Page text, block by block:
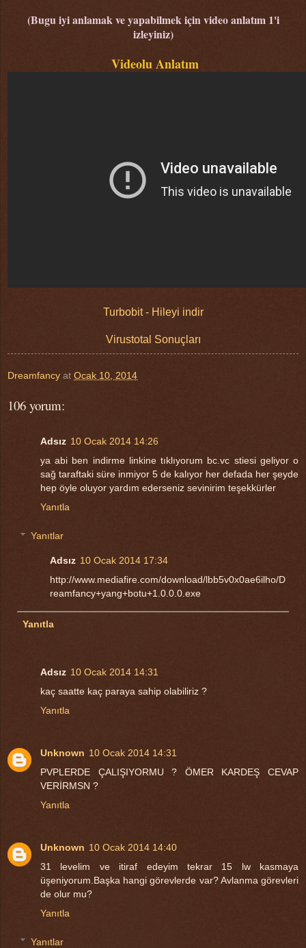
(Bugu iyi anlamak ve yapabilmek için video anlatım 1'i
izleyiniz)
Videolu Anlatım
Turbobit - Hileyi indir
Virustotal Sonuçları
Dreamfancy at Ocak 10, 2014
106 yorum:
Adsız 10 Ocak 2014 14:26
ya abi ben indirme linkine tıklıyorum bc.vc stiesi geliyor o
sağ taraftaki süre inmiyor 5 de kalıyor her defada her şeyde
hep öyle oluyor yardım ederseniz sevinirim teşekkürler
Yanıtla
Yanıtlar
Adsız 10 Ocak 2014 17:34
http://www.mediafire.com/download/lbb5v0x0ae6ilho/D
reamfancy+yang+botu+1.0.0.0.exe
Yanıtla
Adsız 10 Ocak 2014 14:31
kaç saatte kaç paraya sahip olabiliriz ?
Yanıtla
Unknown 10 Ocak 2014 14:31
PVPLERDE ÇALIŞIYORMU ? ÖMER KARDEŞ CEVAP
VERİRMSN ?
Yanıtla
Unknown 10 Ocak 2014 14:40
31 levelim ve itiraf edeyim tekrar 15 lw kasmaya
üşeniyorum.Başka hangi görevlerde var? Avlanma görevleri
de olur mu?
Yanıtla
Yanıtlar